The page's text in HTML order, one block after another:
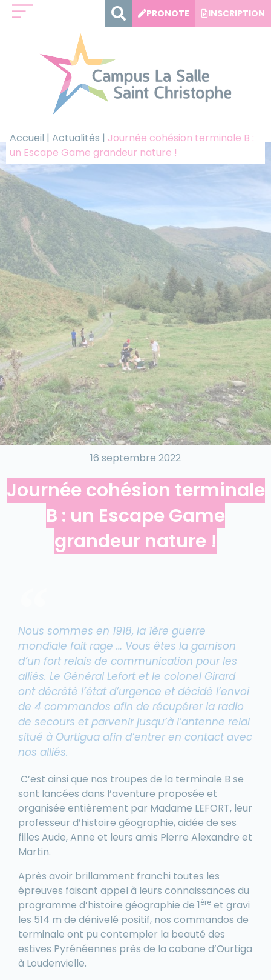
PRONOTE INSCRIPTION
Accueil | Actualités | Journée cohésion terminale B :
un Escape Game grandeur nature !
16 septembre 2022
Journée cohésion terminale
B : un Escape Game
grandeur nature !
Nous sommes en 1918, la 1ère guerre
mondiale fait rage … Vous êtes la garnison
d’un fort relais de communication pour les
alliés. Le Général Lefort et le colonel Girard
ont décrété l’état d’urgence et décidé l’envoi
de 4 commandos afin de récupérer la radio
de secours et parvenir jusqu’à l’antenne relai
situé à Ourtigua afin d’entrer en contact avec
nos alliés.
C’est ainsi que nos troupes de la terminale B se
sont lancées dans l’aventure proposée et
organisée entièrement par Madame LEFORT, leur
professeur d’histoire géographie, aidée de ses
filles Aude, Anne et leurs amis Pierre Alexandre et
Martin.
Après avoir brillamment franchi toutes les
épreuves faisant appel à leurs connaissances du
programme d’histoire géographie de 1ère et gravi
les 514 m de dénivelé positif, nos commandos de
terminale ont pu contempler la beauté des
estives Pyrénéennes près de la cabane d’Ourtiga
à Loudenvielle.
Panneau de gestion des cookies